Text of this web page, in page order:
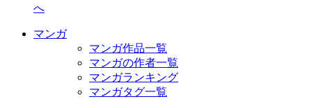
へ
マンガ
マンガ作品一覧
マンガの作者一覧
マンガランキング
マンガタグ一覧